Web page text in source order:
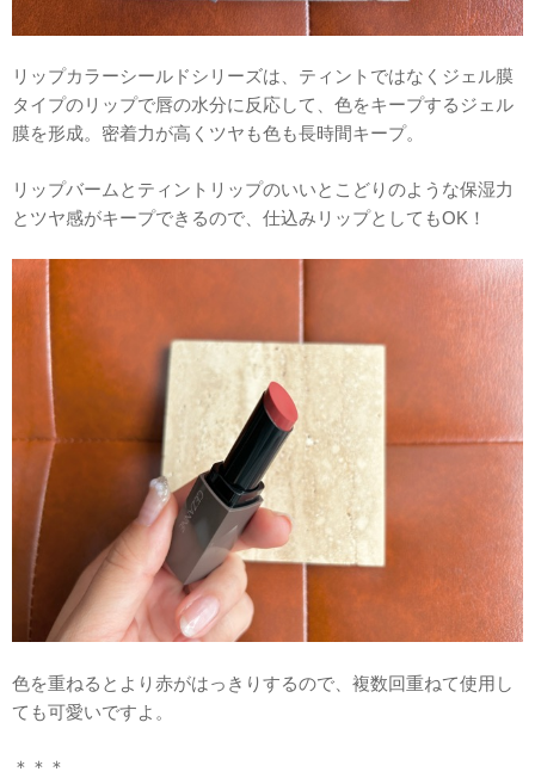
リップカラーシールドシリーズは、ティントではなくジェル膜
タイプのリップで唇の水分に反応して、色をキープするジェル
膜を形成。密着力が高くツヤも色も長時間キープ。
リップバームとティントリップのいいとこどりのような保湿力
とツヤ感がキープできるので、仕込みリップとしてもOK！
色を重ねるとより赤がはっきりするので、複数回重ねて使用し
ても可愛いですよ。
＊＊＊